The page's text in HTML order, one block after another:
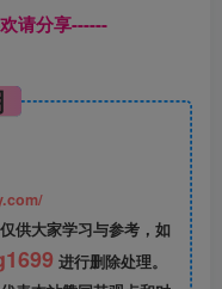
请分享------
供大家学习与参考，如
进行删除处理。